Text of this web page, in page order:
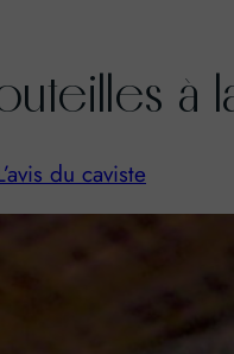
à
du caviste